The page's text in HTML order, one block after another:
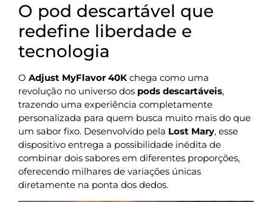
O pod descartável que
redefine liberdade e
tecnologia
O Adjust MyFlavor 40K chega como uma
revolução no universo dos pods descartáveis,
trazendo uma experiência completamente
personalizada para quem busca muito mais do que
um sabor fixo. Desenvolvido pela Lost Mary, esse
dispositivo entrega a possibilidade inédita de
combinar dois sabores em diferentes proporções,
oferecendo milhares de variações únicas
diretamente na ponta dos dedos.